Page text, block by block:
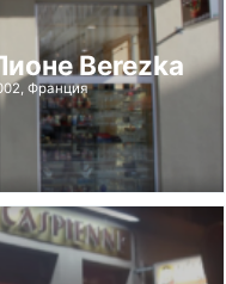
Berezka
Франция